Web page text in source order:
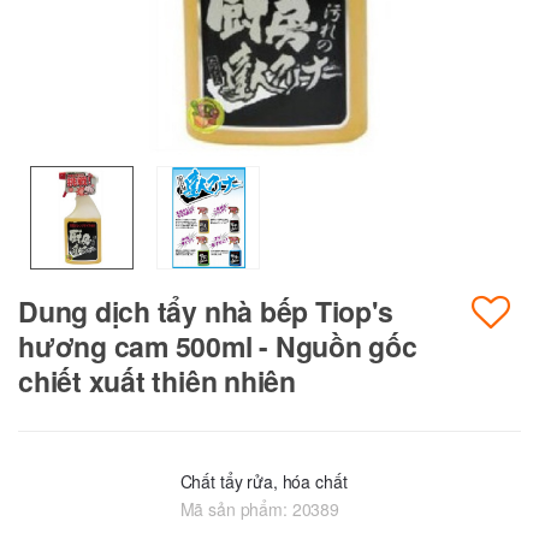
Dung dịch tẩy nhà bếp Tiop's
hương cam 500ml - Nguồn gốc
chiết xuất thiên nhiên
Chất tẩy rửa, hóa chất
Mã sản phẩm: 20389